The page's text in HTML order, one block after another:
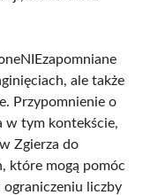
ale także
Przypomnienie o
w tym kontekście,
Zgierza do
które mogą pomóc
liczby